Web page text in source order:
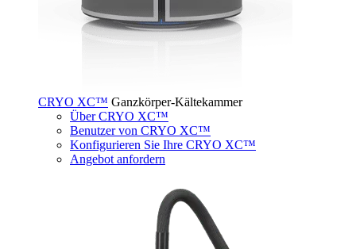
CRYO XC™ Ganzkörper-Kältekammer
Über CRYO XC™
Benutzer von CRYO XC™
Konfigurieren Sie Ihre CRYO XC™
Angebot anfordern